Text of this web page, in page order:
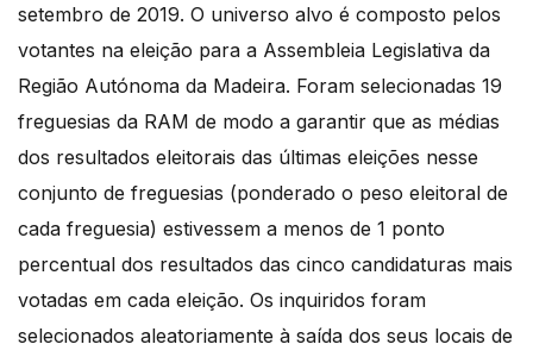
setembro de 2019. O universo alvo é composto pelos
votantes na eleição para a Assembleia Legislativa da
Região Autónoma da Madeira. Foram selecionadas 19
freguesias da RAM de modo a garantir que as médias
dos resultados eleitorais das últimas eleições nesse
conjunto de freguesias (ponderado o peso eleitoral de
cada freguesia) estivessem a menos de 1 ponto
percentual dos resultados das cinco candidaturas mais
votadas em cada eleição. Os inquiridos foram
selecionados aleatoriamente à saída dos seus locais de